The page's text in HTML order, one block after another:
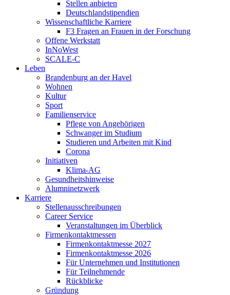
Stellen anbieten
Deutschlandstipendien
Wissenschaftliche Karriere
F3 Fragen an Frauen in der Forschung
Offene Werkstatt
InNoWest
SCALE-C
Leben
Brandenburg an der Havel
Wohnen
Kultur
Sport
Familienservice
Pflege von Angehörigen
Schwanger im Studium
Studieren und Arbeiten mit Kind
Corona
Initiativen
Klima-AG
Gesundheitshinweise
Alumninetzwerk
Karriere
Stellenausschreibungen
Career Service
Veranstaltungen im Überblick
Firmenkontaktmessen
Firmenkontaktmesse 2027
Firmenkontaktmesse 2026
Für Unternehmen und Institutionen
Für Teilnehmende
Rückblicke
Gründung